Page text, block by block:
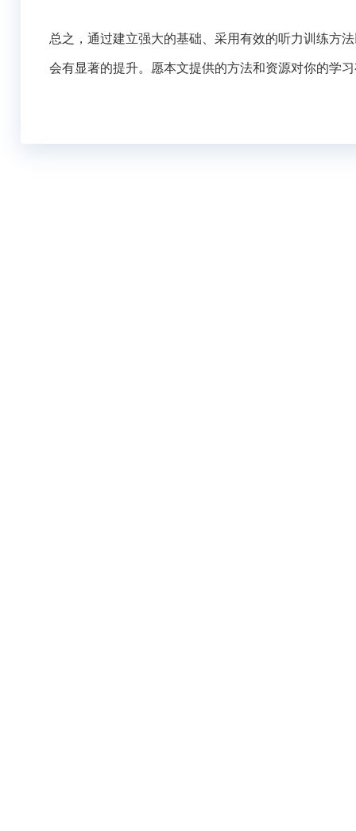
总之，通过建立强大的基础、采用有效的听力训练方
会有显著的提升。愿本文提供的方法和资源对你的学